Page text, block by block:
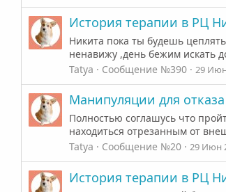
История терапии в РЦ
Никита пока ты будешь
ненавижу ,день бежим искать
Tatya
Сообщение №390 29
Манипуляции для
Полностью соглашусь что
находиться отрезанным от
Tatya
Сообщение №20 29 Июн
История терапии в РЦ